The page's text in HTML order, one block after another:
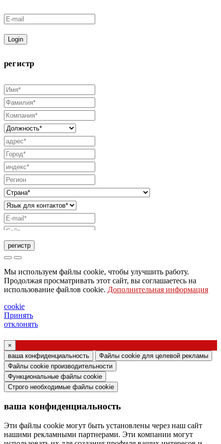
Login
регистр
Запрос на отправку каталога
Запрос, чтобы с вами связался ваш торговый
представитель
Запрос на поддержку или дизайн освещения
Запрос на вебинар или обучение по продуктам
Подтверждение согласия (статья 7
Регламента ЕС № 2016/679)
Я заявляю, что ознакомился с информацией
об обработке персональных данных и согласен
на обработку моих персональных данных.
Я даю согласие на обработку моих
персональных данных для получения
регистр
Мы используем файлы cookie, чтобы улучшить работу.
Продолжая просматривать этот сайт, вы соглашаетесь на
использование файлов cookie. Дополнительная информация
cookie
Принять
отклонять
×
ваша конфиденциальность
Файлы cookie для целевой рекламы
Файлы cookie производительности
Функциональные файлы cookie
Строго необходимые файлы cookie
ваша конфиденциальность
Эти файлы cookie могут быть установлены через наш сайт
нашими рекламными партнерами. Эти компании могут